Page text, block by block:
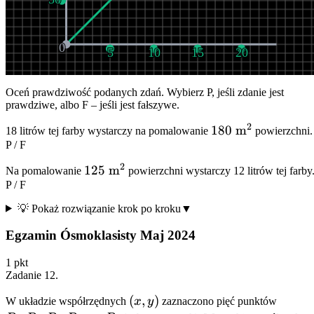
5 10 15 20
0
Oceń prawdziwość podanych zdań. Wybierz P, jeśli zdanie jest
prawdziwe, albo F – jeśli jest fałszywe.
18 litrów tej farby wystarczy na pomalowanie 180\
180 m2 powierzchni.
P/F
Na pomalowanie 125\
125 m2 powierzchni wystarczy 12 litrów tej farby.
P/F
💡 Pokaż rozwiązanie krok po kroku ▼
Egzamin Ósmoklasisty Maj 2024
1 pkt
Zadanie 12.
W układzie współrzędnych (x,
(x, y) zaznaczono pięć punktówP_1,